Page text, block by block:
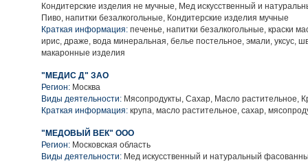
Кондитерские изделия не мучные, Мед искусственный и
Пиво, напитки безалкогольные, Кондитерские изделия мучные
Краткая информация: печенье, напитки безалкогольные, краски
ирис, драже, вода минеральная, белье постельное, эмали, уксус,
макаронные изделия
"МЕДИС Д" ЗАО
Регион: Москва
Виды деятельности: Мясопродукты, Сахар, Масло растительное,
Краткая информация: крупа, масло растительное, сахар,
"МЕДОВЫЙ ВЕК" ООО
Регион: Московская область
Виды деятельности: Мед искусственный и натуральный